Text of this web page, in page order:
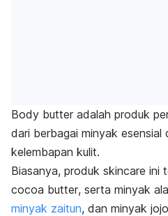
Body butter adalah produk
dari berbagai minyak esensial
kelembapan kulit.
Biasanya, produk skincare ini
cocoa butter, serta minyak
minyak zaitun, dan minyak